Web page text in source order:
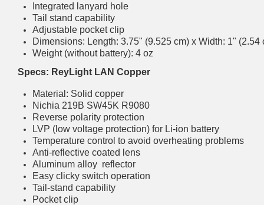
Integrated lanyard hole
Tail stand capability
Adjustable pocket clip
Dimensions: Length: 3.75" (9.525 cm) x Width: 1"
Weight (without battery): 4 oz
Specs: ReyLight LAN Copper
Material: Solid copper
Nichia 219B SW45K R9080
Reverse polarity protection
LVP (low voltage protection) for Li-ion battery
Temperature control to avoid overheating problems
Anti-reflective coated lens
Aluminum alloy reflector
Easy clicky switch operation
Tail-stand capability
Pocket clip